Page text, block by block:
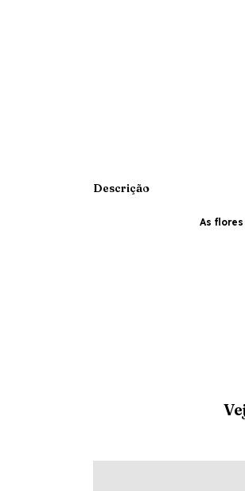
Descrição
As